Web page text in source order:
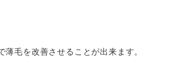
毛を改善させることが出来ます。